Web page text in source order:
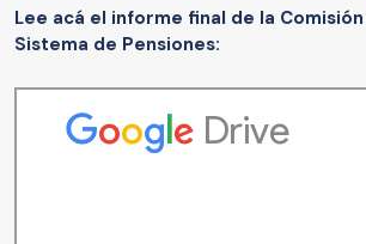
Lee acá el informe final de la
Sistema de Pensiones: